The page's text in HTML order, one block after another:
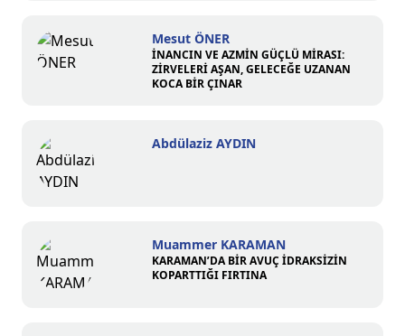
Mesut ÖNER
İNANCIN VE AZMİN GÜÇLÜ MİRASI:
ZİRVELERİ AŞAN, GELECEĞE UZANAN
KOCA BİR ÇINAR
Abdülaziz AYDIN
Muammer KARAMAN
KARAMAN’DA BİR AVUÇ İDRAKSİZİN
KOPARTTIĞI FIRTINA